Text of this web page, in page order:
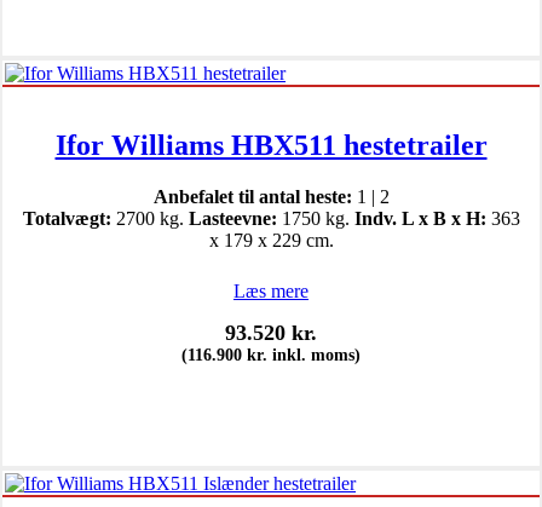
Ifor Williams HBX511 hestetrailer
Anbefalet til antal heste: 1 | 2
Totalvægt: 2700 kg. Lasteevne: 1750 kg. Indv. L x B x H: 363
x 179 x 229 cm.
Læs mere
93.520 kr.
(116.900 kr. inkl. moms)